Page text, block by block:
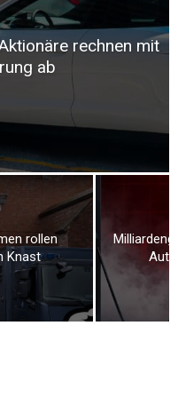
rechnen mit
ab
rollen
Knast